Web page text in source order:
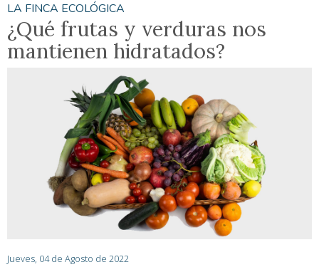
LA FINCA ECOLÓGICA
¿Qué frutas y verduras nos
mantienen hidratados?
Jueves, 04 de Agosto de 2022